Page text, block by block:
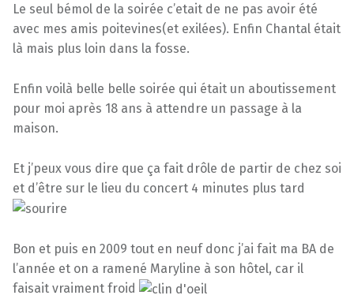
Le seul bémol de la soirée c’etait de ne pas avoir été
avec mes amis poitevines(et exilées). Enfin Chantal était
là mais plus loin dans la fosse.
Enfin voilà belle belle soirée qui était un aboutissement
pour moi après 18 ans à attendre un passage à la
maison.
Et j’peux vous dire que ça fait drôle de partir de chez soi
et d’être sur le lieu du concert 4 minutes plus tard
Bon et puis en 2009 tout en neuf donc j’ai fait ma BA de
l’année et on a ramené Maryline à son hôtel, car il
faisait vraiment froid